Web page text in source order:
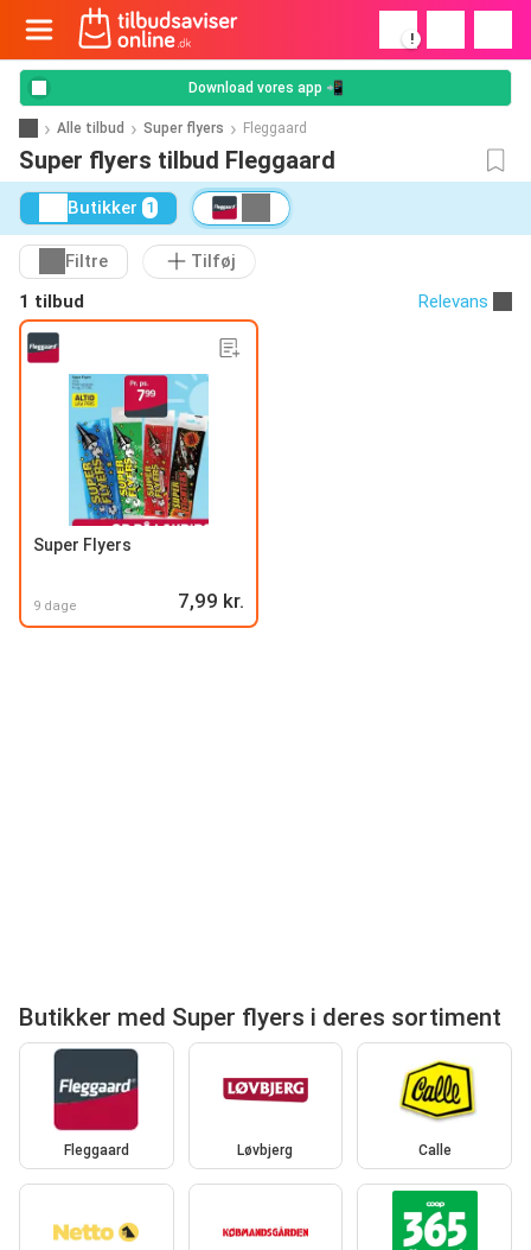
!
Download vores app 📲
Alle tilbud Super flyers Fleggaard
Super flyers tilbud Fleggaard
Butikker 1
Filtre
Tilføj
1 tilbud
Relevans
Super Flyers
9 dage 7,99 kr.
Butikker med Super flyers i deres sortiment
Fleggaard Løvbjerg Calle